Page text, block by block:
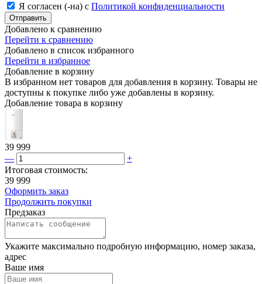
Я согласен (-на) с Политикой конфиденциальности
Отправить
Добавлено к сравнению
Перейти к сравнению
Добавлено в список избранного
Перейти в избранное
Добавление в корзину
В избранном нет товаров для добавления в корзину. Товары не
доступны к покупке либо уже добавлены в корзину.
Добавление товара в корзину
39 999
—
+
Итоговая стоимость:
39 999
Оформить заказ
Продолжить покупки
Предзаказ
Укажите максимально подробную информацию, номер заказа,
адрес
Ваше имя